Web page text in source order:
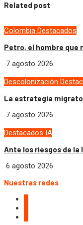
Related post
Colombia Destacados
Petro, el hombre que
7 agosto 2026
Descolonización
La estrategia
7 agosto 2026
Destacados IA
Ante los riesgos de
6 agosto 2026
Nuestras redes